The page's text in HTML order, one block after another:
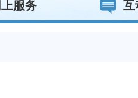
上服务 互